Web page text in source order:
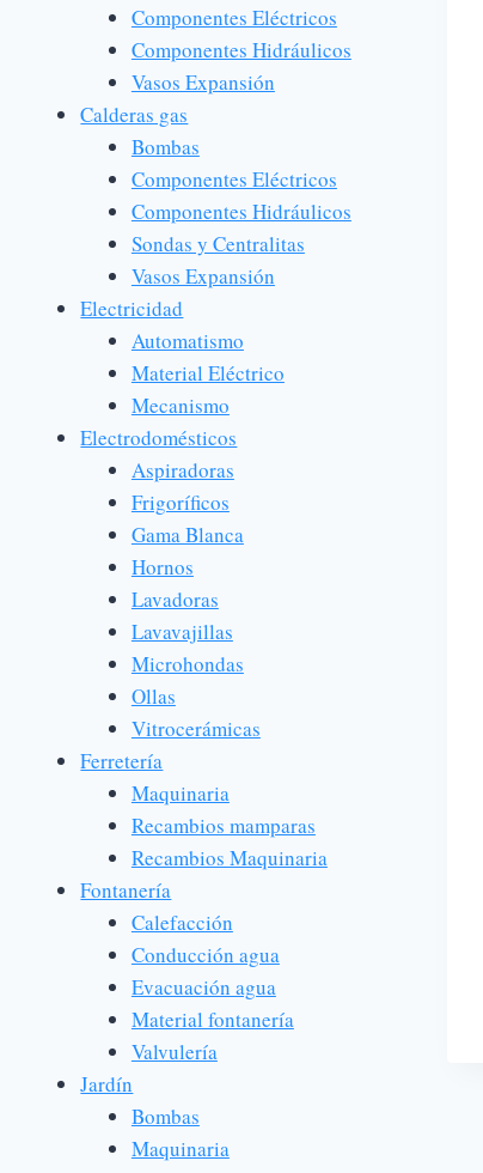
Componentes Eléctricos
Componentes Hidráulicos
Vasos Expansión
Calderas gas
Bombas
Componentes Eléctricos
Componentes Hidráulicos
Sondas y Centralitas
Vasos Expansión
Electricidad
Automatismo
Material Eléctrico
Mecanismo
Electrodomésticos
Aspiradoras
Frigoríficos
Gama Blanca
Hornos
Lavadoras
Lavavajillas
Microhondas
Ollas
Vitrocerámicas
Ferretería
Maquinaria
Recambios mamparas
Recambios Maquinaria
Fontanería
Calefacción
Conducción agua
Evacuación agua
Material fontanería
Valvulería
Jardín
Bombas
Maquinaria